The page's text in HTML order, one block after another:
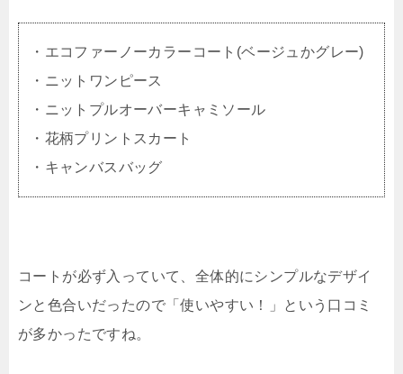
・エコファーノーカラーコート(ベージュかグレー)
・ニットワンピース
・ニットプルオーバーキャミソール
・花柄プリントスカート
・キャンバスバッグ
コートが必ず入っていて、全体的にシンプルなデザイ
ンと色合いだったので「使いやすい！」という口コミ
が多かったですね。